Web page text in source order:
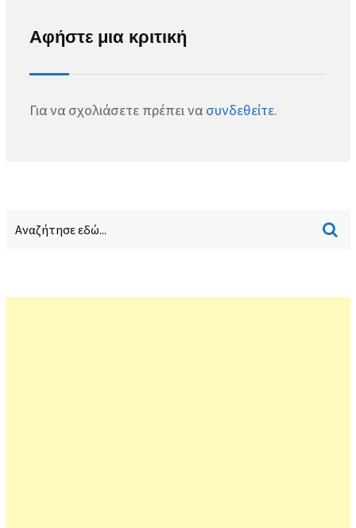
Αφήστε μια κριτική
Για να σχολιάσετε πρέπει να συνδεθείτε.